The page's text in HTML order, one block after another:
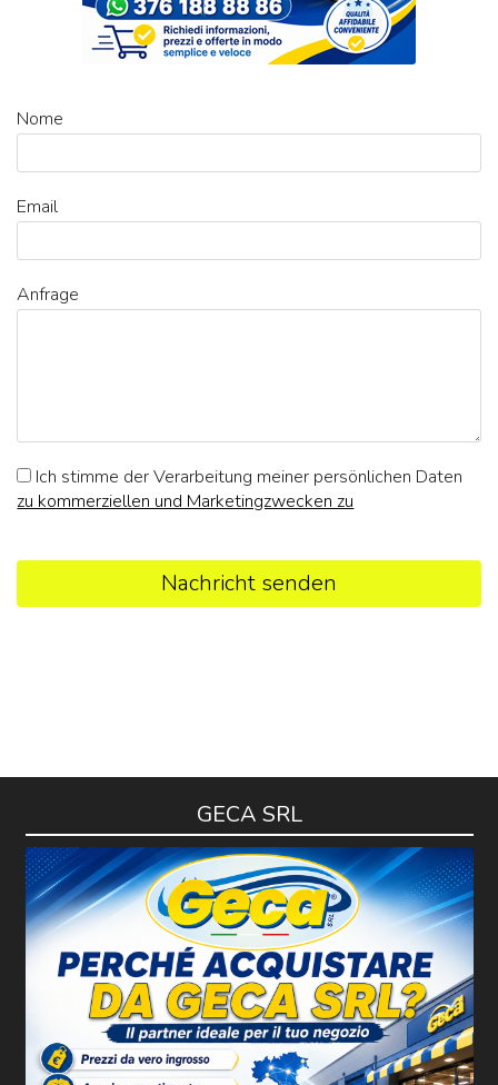
Nome
Email
Anfrage
Ich stimme der Verarbeitung meiner persönlichen Daten
zu kommerziellen und Marketingzwecken zu
Nachricht senden
GECA SRL